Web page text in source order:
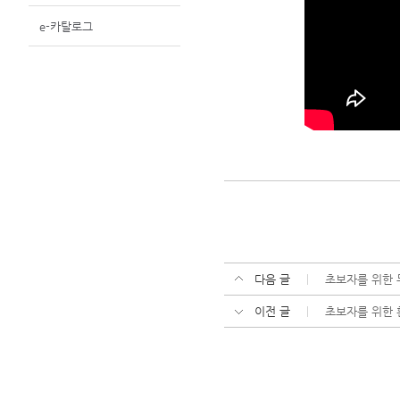
e-카탈로그
다음 글 초보자를 위한
이전 글 초보자를 위한